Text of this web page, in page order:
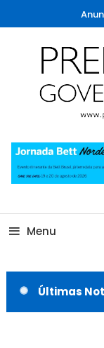
To
Content
Menu
Últimas